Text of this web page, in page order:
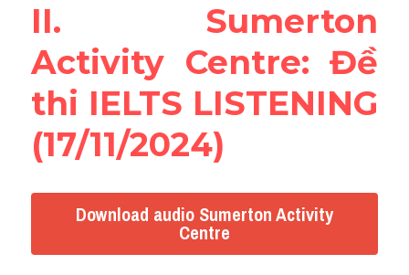
II. Sumerton
Activity Centre: Đề
thi IELTS LISTENING
(17/11/2024)
Download audio Sumerton Activity
Centre